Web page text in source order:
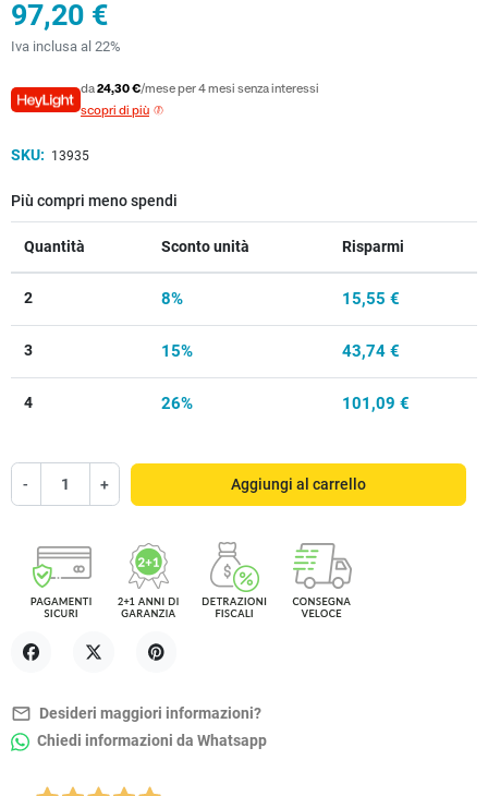
97,20 €
Iva inclusa al 22%
da24,30 €/mese per 4 mesi senza interessi
scopri di più
SKU: 13935
Più compri meno spendi
Quantità Sconto unità Risparmi
2 8% 15,55 €
3 15% 43,74 €
4 26% 101,09 €
- + Aggiungi al carrello
mail_outline Desideri maggiori informazioni?
Chiedi informazioni da Whatsapp